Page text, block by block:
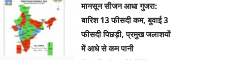
मानसून सीजन आधा गुजरा:
बारिश 13 फीसदी कम, बुवाई 3
फीसदी पिछड़ी, प्रमुख जलाशयों
में आधे से कम पानी